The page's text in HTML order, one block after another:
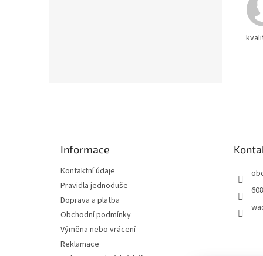
Informace
Kontaktní údaje
Pravidla jednoduše
Doprava a platba
Obchodní podmínky
Výměna nebo vrácení
Reklamace